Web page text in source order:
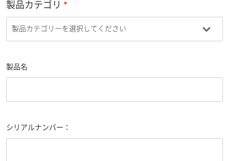
製品カテゴリ
製品名
シリアルナンバー：